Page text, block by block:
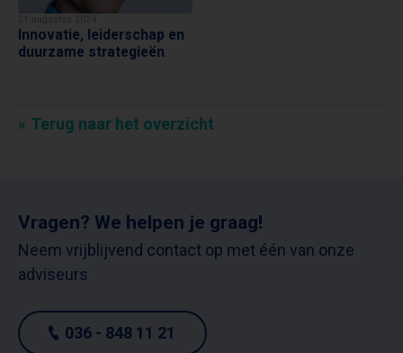
Innovatie, leiderschap en
duurzame strategieën
Terug naar het overzicht
Vragen? We helpen je graag!
Neem vrijblijvend contact op met één van onze
adviseurs
036 - 848 11 21